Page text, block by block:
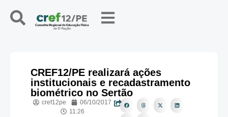
CREF12/PE realizará ações
institucionais e recadastramento
biométrico no Sertão
cref12pe
06/10/2017
11:26